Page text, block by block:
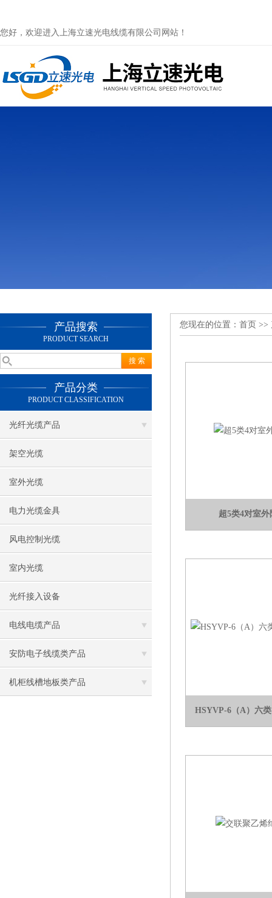
您好，欢迎进入上海立速光电线缆有限公司网站！
产品搜索
PRODUCT SEARCH
产品分类
PRODUCT CLASSIFICATION
光纤光缆产品
架空光缆
室外光缆
电力光缆金具
风电控制光缆
室内光缆
光纤接入设备
电线电缆产品
安防电子线缆类产品
机柜线槽地板类产品
您现在的位置： 首页 >>
超5类4对室
HSYVP-6（A）六